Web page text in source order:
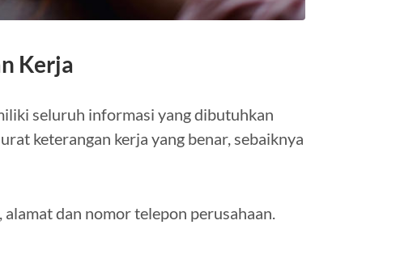
Kerja
seluruh informasi yang dibutuhkan
keterangan kerja yang benar, sebaiknya
dan nomor telepon perusahaan.